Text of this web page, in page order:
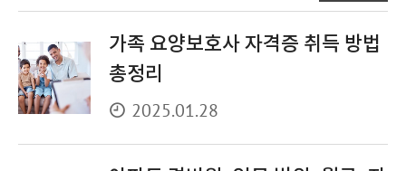
가족 요양보호사 자격증 취득 방법
총정리
2025.01.28